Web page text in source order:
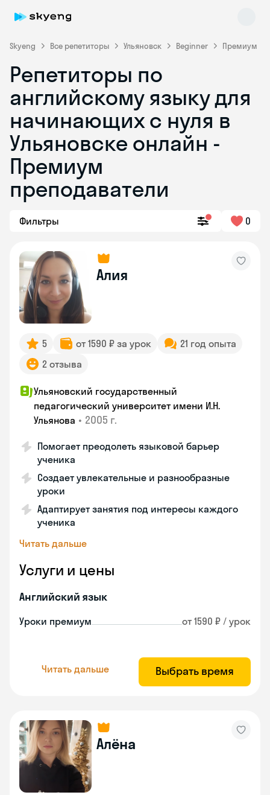
Skyeng Все репетиторы Ульяновск Beginner Премиум
Репетиторы по
английскому языку для
начинающих с нуля в
Ульяновске онлайн -
Премиум
преподаватели
Фильтры 0
Алия
5 от 1590 ₽ за урок
21 год опыта
2 отзыва
Ульяновский государственный
педагогический университет имени И.Н.
Ульянова • 2005 г.
Помогает преодолеть языковой барьер
ученика
Создает увлекательные и разнообразные
уроки
Адаптирует занятия под интересы каждого
ученика
Читать дальше
Услуги и цены
Английский язык
Уроки премиум от 1590 ₽ / урок
Читать дальше Выбрать время
Алёна
online